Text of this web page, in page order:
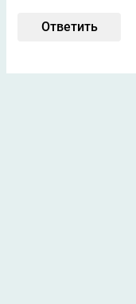
Ответить